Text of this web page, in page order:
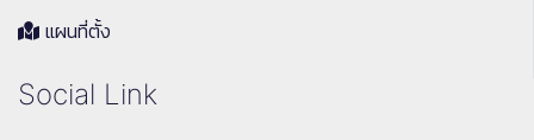
แผนที่ตั้ง
Social Link